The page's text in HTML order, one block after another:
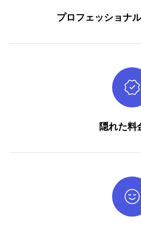
プロフェッショナ
隠れた料